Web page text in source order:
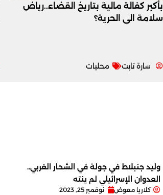
بأكبر كفالة مالية بتاريخ القضاء..رياض
سلامة الى الحرية؟
سارة تابت محليات
وليد جنبلاط في جولة في الشحار الغربي..
العدوان الإسرائيلي لم ينته
كلاريا معوض نوفمبر 25, 2023